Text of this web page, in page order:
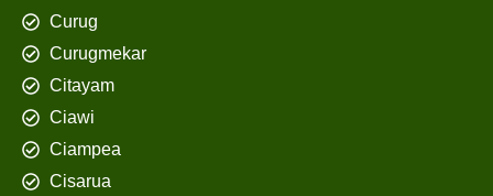
Curug
Curugmekar
Citayam
Ciawi
Ciampea
Cisarua